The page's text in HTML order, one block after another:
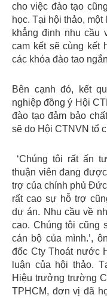
cho việc đào tạo
học. Tại hội thảo,
khẳng định nhu cầu
cam kết sẽ cùng kết
các khóa đào tao
Bên cạnh đó, kết
nghiệp đồng ý Hội
đào tạo đảm bảo
sẽ do Hội CTNVN tổ
‘Chúng tôi rất ấn
thuận viên đang
trợ của chính phủ
rất cao sự hỗ trợ
dự án. Nhu cầu về
cao. Chúng tôi cũng
cán bộ của mình.’,
đốc Cty Thoát nước
luận của hội thảo.
Hiệu trưởng trường
TPHCM, đơn vị đã